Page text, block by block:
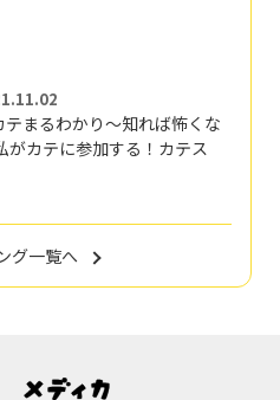
テまるわかり～知れば怖くな
がカテに参加する！カテス
グ一覧へ